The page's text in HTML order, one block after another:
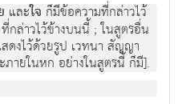
และใจ ก็มีข้อความที่กล่าวไว้
กล่าวไว้ข้างบนนี้ ; ในสูตรอื่น
ดงไว้ด้วยรูป เวทนา สัญญา
ายในหก อย่างในสูตรนี้ ก็มี].